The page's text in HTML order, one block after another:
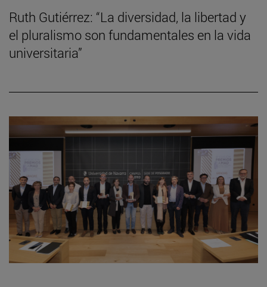
Ruth Gutiérrez: “La diversidad, la libertad y
el pluralismo son fundamentales en la vida
universitaria”